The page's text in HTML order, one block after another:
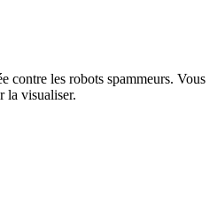
contre les robots spammeurs. Vous
la visualiser.